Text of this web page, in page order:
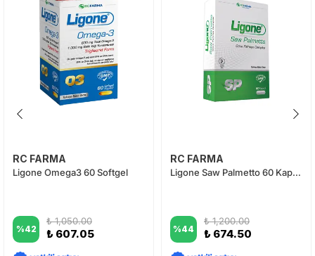
RC FARMA
Ligone Omega3 60 Softgel
%42
₺ 1,050.00
₺ 607.05
RC FARMA
Ligone Saw Palmetto 60 Kapsül
%44
₺ 1,200.00
₺ 674.50